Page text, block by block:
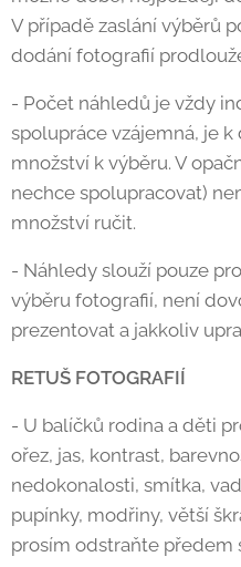
V případě zaslání výběrů
dodání fotografií
- Počet náhledů je vždy
spolupráce vzájemná, je
množství k výběru. V
nechce spolupracovat)
množství ručit.
- Náhledy slouží pouze
výběru fotografií, není
prezentovat a jakkoliv
RETUŠ FOTOGRAFIÍ
- U balíčků rodina a děti
ořez, jas, kontrast,
nedokonalosti, smítka,
pupínky, modřiny, větší
prosím odstraňte předem